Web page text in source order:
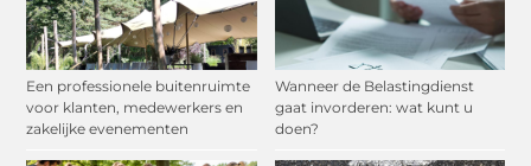
Een professionele buitenruimte
voor klanten, medewerkers en
zakelijke evenementen
Wanneer de Belastingdienst
gaat invorderen: wat kunt u
doen?